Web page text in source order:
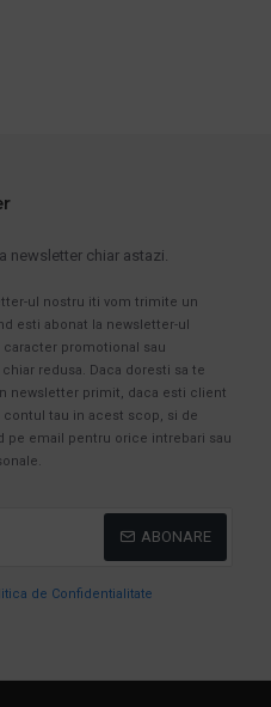
newsletter chiar astazi.
ul nostru iti vom trimite un
esti abonat la newsletter-ul
promotional sau
redusa. Daca doresti sa te
newsletter primit, daca esti client
tau in acest scop, si de
pe email pentru orice intrebari sau
ABONARE
de Confidentialitate